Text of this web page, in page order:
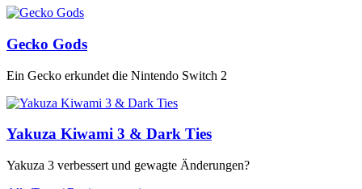
Gecko Gods
Ein Gecko erkundet die Nintendo Switch 2
Yakuza Kiwami 3 & Dark Ties
Yakuza 3 verbessert und gewagte Änderungen?